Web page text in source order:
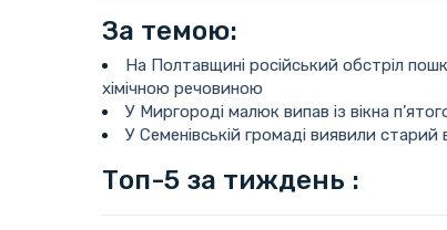
За темою:
На Полтавщині російський обстріл
хімічною речовиною
У Миргороді малюк випав із вікна
У Семенівській громаді виявили
Топ-5 за тиждень :